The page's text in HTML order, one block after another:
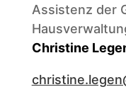
Assistenz der
Christine